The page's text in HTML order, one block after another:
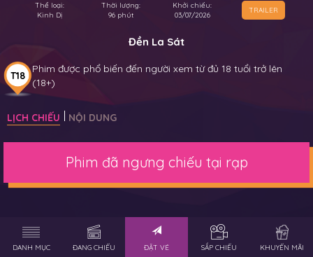
Thể loại:
Kinh Dị
Thời lượng:
96 phút
Khởi chiếu:
03/07/2026
TRAILER
Đền La Sát
T18
Phim được phổ biến đến người xem từ đủ 18 tuổi trở lên
(18+)
LỊCH CHIẾU NỘI DUNG
Phim đã ngưng chiếu tại rạp
DANH MỤC ĐANG CHIẾU ĐẶT VÉ SẮP CHIẾU KHUYẾN MÃI